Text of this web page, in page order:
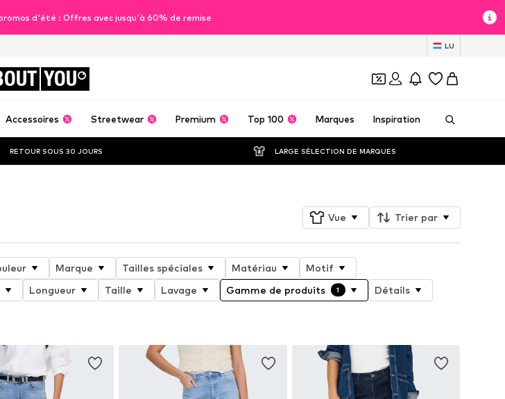
d'été : Offres avec jusqu'à 60% de remise
LU
YOU
Accessoires Streetwear Premium Top 100 Marques Inspiration
RETOUR SOUS 30 JOURS LARGE SÉLECTION DE MARQUES
Vue Trier par
Marque Tailles spéciales Matériau
Motif
Longueur Taille Lavage Gamme de produits 1
Détails